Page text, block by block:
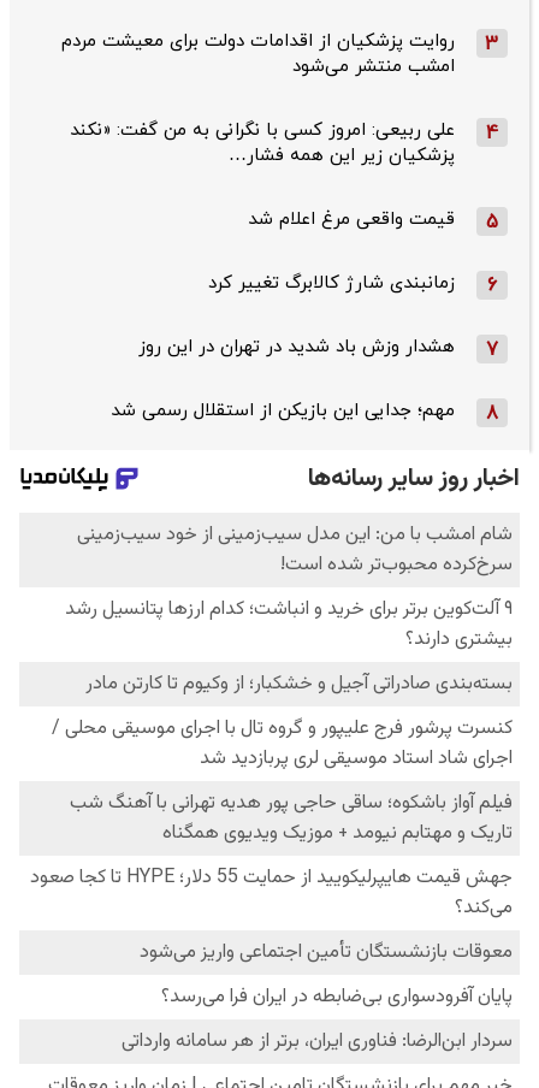
3
روایت پزشکیان از اقدامات دولت برای معیشت مردم
امشب منتشر می‌شود
4
علی ربیعی: امروز کسی با نگرانی به من گفت: «نکند
پزشکیان زیر این همه فشار…
5 قیمت واقعی مرغ اعلام شد
6 زمانبندی شارژ کالابرگ تغییر کرد
7 هشدار وزش باد شدید در تهران در این روز
8 مهم؛ جدایی این بازیکن از استقلال رسمی شد